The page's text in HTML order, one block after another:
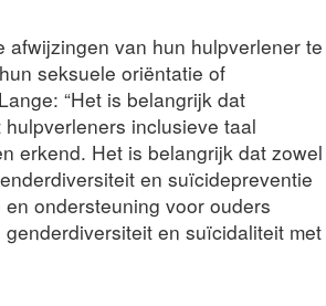
van hun hulpverlener te
seksuele oriëntatie of
“Het is belangrijk dat
inclusieve taal
erkend. Het is belangrijk dat zowel
en suïcidepreventie
ondersteuning voor ouders
en suïcidaliteit met